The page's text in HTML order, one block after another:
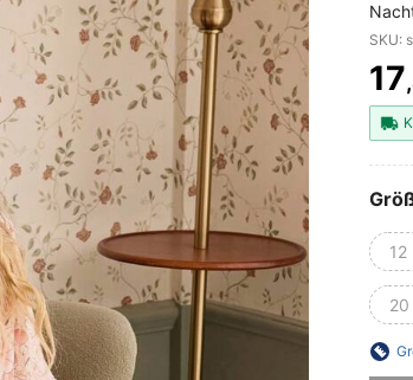
17
12
20